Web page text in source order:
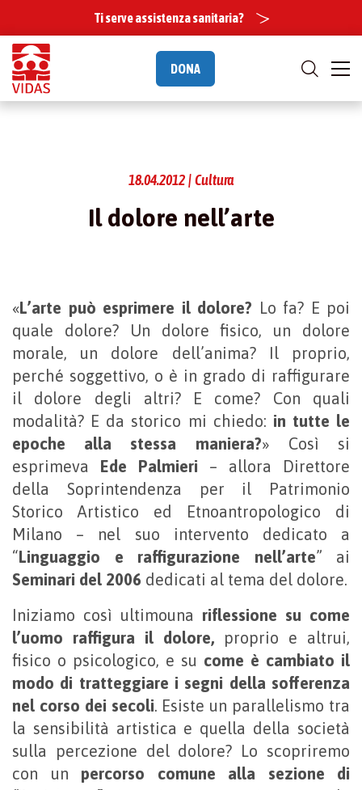
Ti serve assistenza sanitaria?
DONA
18.04.2012 | Cultura
Il dolore nell’arte
«L’arte può esprimere il dolore? Lo fa? E poi
quale dolore? Un dolore fisico, un dolore
morale, un dolore dell’anima? Il proprio,
perché soggettivo, o è in grado di raffigurare
il dolore degli altri? E come? Con quali
modalità? E da storico mi chiedo: in tutte le
epoche alla stessa maniera?» Così si
esprimeva Ede Palmieri – allora Direttore
della Soprintendenza per il Patrimonio
Storico Artistico ed Etnoantropologico di
Milano – nel suo intervento dedicato a
“Linguaggio e raffigurazione nell’arte” ai
Seminari del 2006 dedicati al tema del dolore.
Iniziamo così ultimouna riflessione su come
l’uomo raffigura il dolore, proprio e altrui,
fisico o psicologico, e su come è cambiato il
modo di tratteggiare i segni della sofferenza
nel corso dei secoli. Esiste un parallelismo tra
la sensibilità artistica e quella della società
sulla percezione del dolore? Lo scopriremo
con un percorso comune alla sezione di